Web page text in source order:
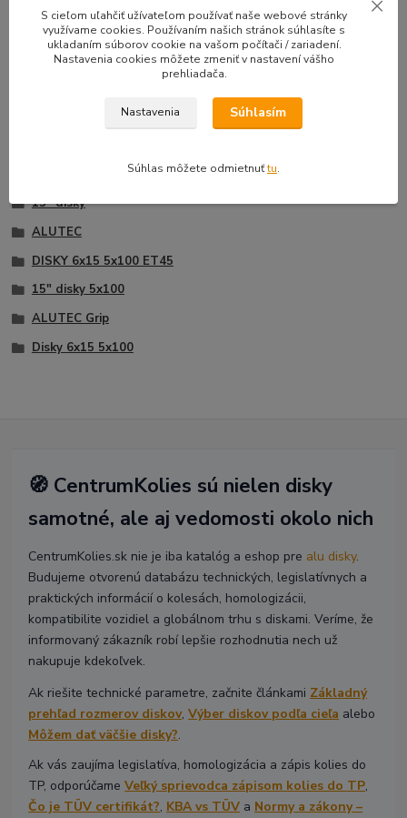
33,50 EUR/sada
27,24 EURbez DPH
Na sklade |
Doprava zadarmo
Pridať do košíka
39,90
32,44 EUR
Tovar zaradený v kategóriách
15" disky
ALUTEC
DISKY 6x15 5x100 ET45
15" disky 5x100
ALUTEC Grip
Disky 6x15 5x100
🧭 CentrumKolies sú nielen disky
samotné, ale aj vedomosti okolo nich
CentrumKolies.sk nie je iba katalóg a eshop pre alu disky.
Budujeme otvorenú databázu technických, legislatívnych a
praktických informácií o kolesách, homologizácii,
kompatibilite vozidiel a globálnom trhu s diskami. Veríme, že
informovaný zákazník robí lepšie rozhodnutia nech už
nakupuje kdekoľvek.
Ak riešite technické parametre, začnite článkami Základný
prehľad rozmerov diskov,Výber diskov podľa cieľa alebo
Môžem dať väčšie disky?.
Ak vás zaujíma legislatíva, homologizácia a zápis kolies do
TP, odporúčameVeľký sprievodca zápisom kolies do TP,
Čo je TÜV certifikát?, KBA vs TÜV a Normy a zákony –
S cieľom uľahčiť užívateľom používať naše webové stránky
využívame cookies. Používaním našich stránok súhlasíte s
ukladaním súborov cookie na vašom počítači / zariadení.
Nastavenia cookies môžete zmeniť v nastavení vášho
prehliadača.
Nastavenia Súhlasím
Súhlas môžete odmietnuťtu.